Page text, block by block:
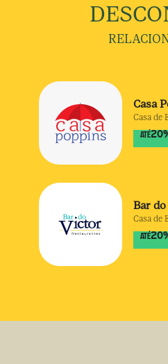
Casa
Casa de
ATÉ20
Bar
Casa de
ATÉ20